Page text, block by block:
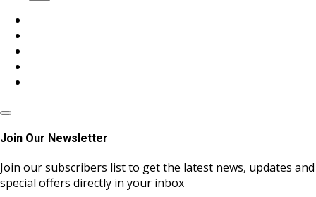
Join Our Newsletter
Join our subscribers list to get the latest news, updates and
special offers directly in your inbox